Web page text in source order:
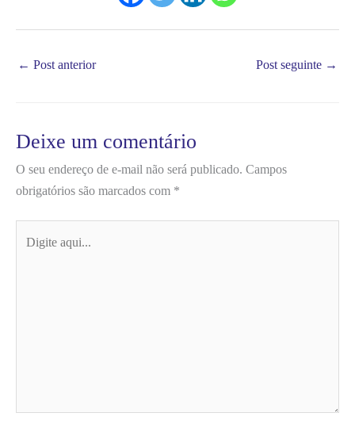
← Post anterior Post seguinte →
Deixe um comentário
O seu endereço de e-mail não será publicado. Campos
obrigatórios são marcados com *
aqui...